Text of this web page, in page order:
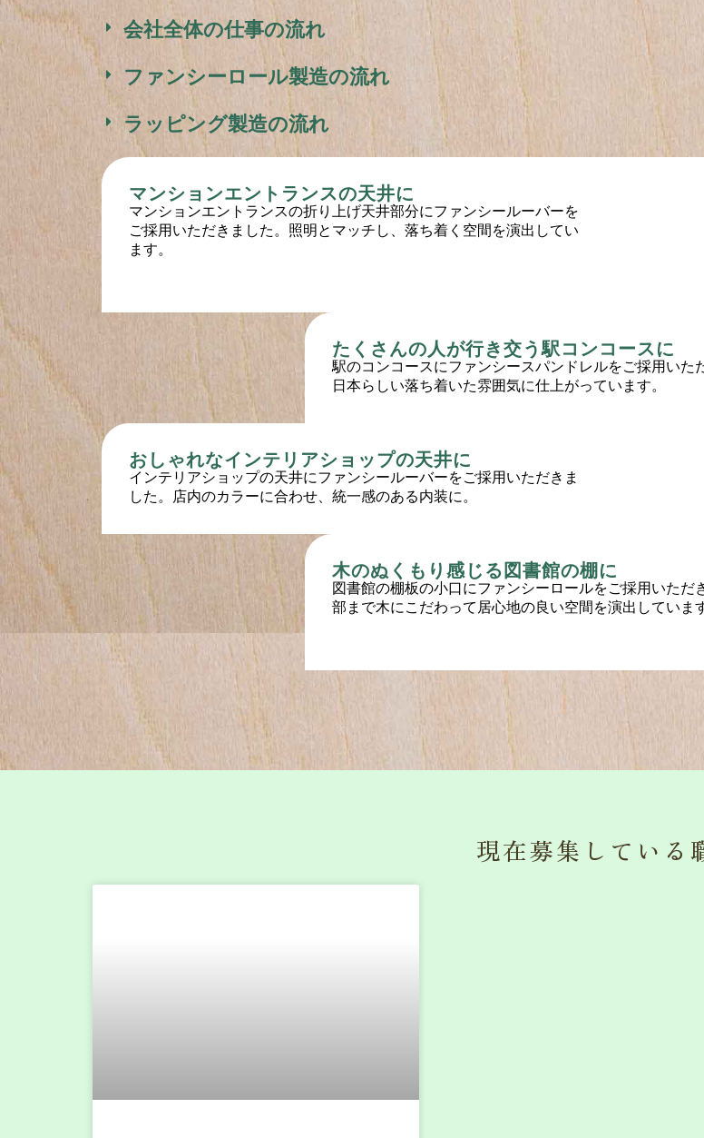
会社全体の仕事の流れ
ファンシーロール製造の流れ
ラッピング製造の流れ
マンションエントランスの天井に
マンションエントランスの折り上げ天井部分にファンシールーバーを
ご採用いただきました。照明とマッチし、落ち着く空間を演出してい
ます。
たくさんの人が行き交う駅コンコースに
駅のコンコースにファンシースパンドレルをご採用いた
日本らしい落ち着いた雰囲気に仕上がっています。
おしゃれなインテリアショップの天井に
インテリアショップの天井にファンシールーバーをご採用いただきま
した。店内のカラーに合わせ、統一感のある内装に。
木のぬくもり感じる図書館の棚に
図書館の棚板の小口にファンシーロールをご採用いただ
部まで木にこだわって居心地の良い空間を演出していま
現在募集している